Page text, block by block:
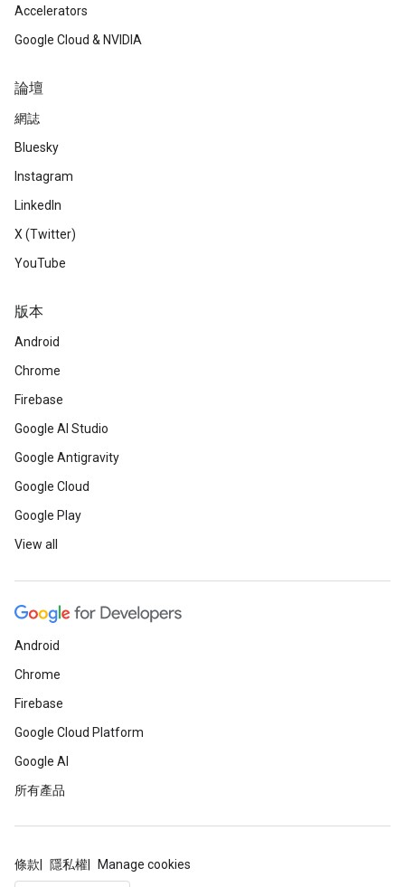
Accelerators
Google Cloud & NVIDIA
論壇
網誌
Bluesky
Instagram
LinkedIn
X (Twitter)
YouTube
版本
Android
Chrome
Firebase
Google AI Studio
Google Antigravity
Google Cloud
Google Play
View all
Android
Chrome
Firebase
Google Cloud Platform
Google AI
所有產品
條款 隱私權 Manage cookies